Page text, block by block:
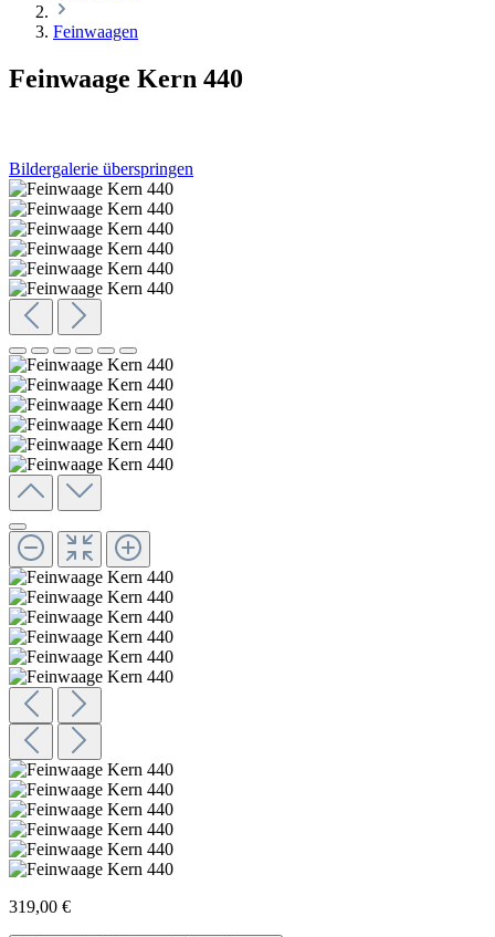
Feinwaagen
Feinwaage Kern 440
Bildergalerie überspringen
319,00 €